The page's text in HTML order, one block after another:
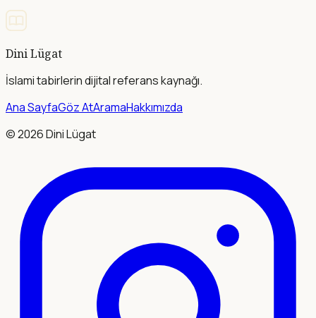
Dini Lügat
İslami tabirlerin dijital referans kaynağı.
Ana SayfaGöz AtAramaHakkımızda
©2026Dini Lügat